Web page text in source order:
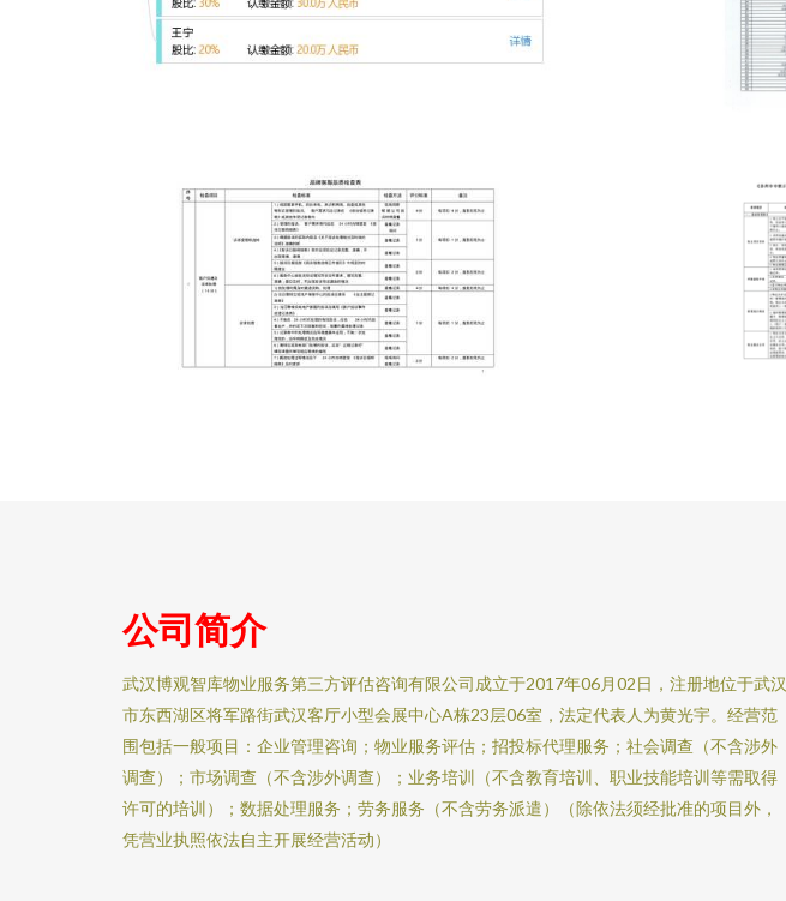
公司简介
武汉博观智库物业服务第三方评估咨询有限公司成立于2017年06月02日，注册地位于武汉
市东西湖区将军路街武汉客厅小型会展中心A栋23层06室，法定代表人为黄光宇。经营范
围包括一般项目：企业管理咨询；物业服务评估；招投标代理服务；社会调查（不含涉外
调查）；市场调查（不含涉外调查）；业务培训（不含教育培训、职业技能培训等需取得
许可的培训）；数据处理服务；劳务服务（不含劳务派遣）（除依法须经批准的项目外，
凭营业执照依法自主开展经营活动）